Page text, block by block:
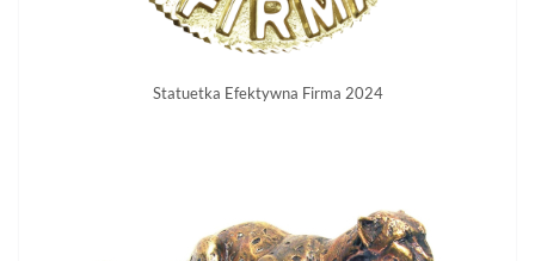
Statuetka Efektywna Firma 2024